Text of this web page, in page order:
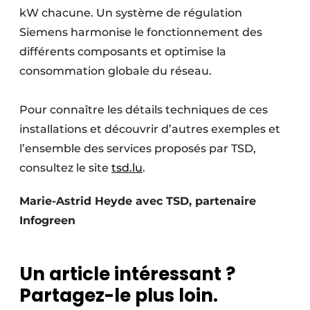
kW chacune. Un système de régulation
Siemens harmonise le fonctionnement des
différents composants et optimise la
consommation globale du réseau.
Pour connaître les détails techniques de ces
installations et découvrir d’autres exemples et
l’ensemble des services proposés par TSD,
consultez le site tsd.lu.
Marie-Astrid Heyde avec TSD, partenaire
Infogreen
Un article intéressant ?
Partagez-le plus loin.